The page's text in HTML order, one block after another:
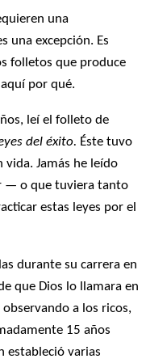
una
una excepción. Es
folletos que produce
aquí por qué.
leí el folleto de
del éxito. Éste tuvo
Jamás he leído
— o que tuviera tanto
estas leyes por el
durante su carrera en
que Dios lo llamara en
a los ricos,
15 años
estableció varias